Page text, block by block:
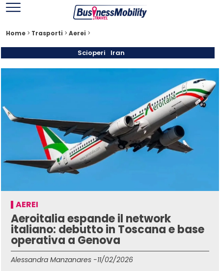
Home > Trasporti > Aerei >
Scioperi Iran
AEREI
Aeroitalia espande il network
italiano: debutto in Toscana e base
operativa a Genova
Alessandra Manzanares -11/02/2026